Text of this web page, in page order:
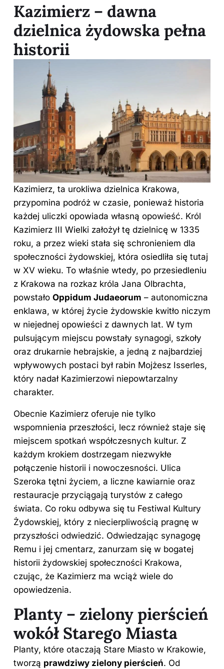
Kazimierz – dawna
dzielnica żydowska pełna
historii
Kazimierz, ta urokliwa dzielnica Krakowa,
przypomina podróż w czasie, ponieważ historia
każdej uliczki opowiada własną opowieść. Król
Kazimierz III Wielki założył tę dzielnicę w 1335
roku, a przez wieki stała się schronieniem dla
społeczności żydowskiej, która osiedliła się tutaj
w XV wieku. To właśnie wtedy, po przesiedleniu
z Krakowa na rozkaz króla Jana Olbrachta,
powstało Oppidum Judaeorum – autonomiczna
enklawa, w której życie żydowskie kwitło niczym
w niejednej opowieści z dawnych lat. W tym
pulsującym miejscu powstały synagogi, szkoły
oraz drukarnie hebrajskie, a jedną z najbardziej
wpływowych postaci był rabin Mojżesz Isserles,
który nadał Kazimierzowi niepowtarzalny
charakter.
Obecnie Kazimierz oferuje nie tylko
wspomnienia przeszłości, lecz również staje się
miejscem spotkań współczesnych kultur. Z
każdym krokiem dostrzegam niezwykłe
połączenie historii i nowoczesności. Ulica
Szeroka tętni życiem, a liczne kawiarnie oraz
restauracje przyciągają turystów z całego
świata. Co roku odbywa się tu Festiwal Kultury
Żydowskiej, który z niecierpliwością pragnę w
przyszłości odwiedzić. Odwiedzając synagogę
Remu i jej cmentarz, zanurzam się w bogatej
historii żydowskiej społeczności Krakowa,
czując, że Kazimierz ma wciąż wiele do
opowiedzenia.
Planty – zielony pierścień
wokół Starego Miasta
Planty, które otaczają Stare Miasto w Krakowie,
tworzą prawdziwy zielony pierścień. Od